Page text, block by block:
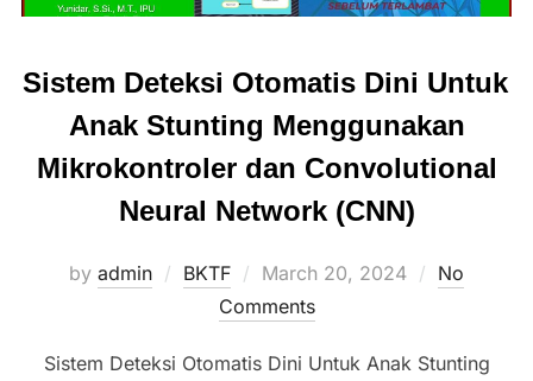
Sistem Deteksi Otomatis Dini Untuk
Anak Stunting Menggunakan
Mikrokontroler dan Convolutional
Neural Network (CNN)
by admin BKTF March 20, 2024
No
Comments
Sistem Deteksi Otomatis Dini Untuk Anak Stunting